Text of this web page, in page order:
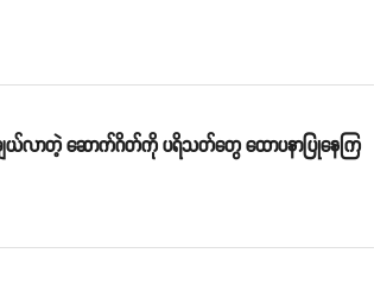
ချယ်လာတဲ့ ဆောက်ဂိတ်ကို ပရိသတ်တွေ ထောပနာပြုနေကြ